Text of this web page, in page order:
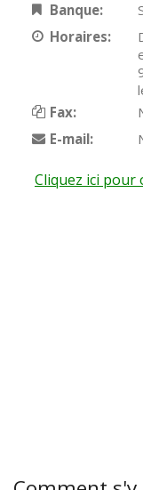
Banque:
Horaires:
Fax:
E-mail:
Cliquez ici pour